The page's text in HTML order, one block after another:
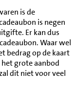
is de
is negen
Er kan dus
Waar wel
bedrag op de kaart
grote aanbod
dit niet voor veel